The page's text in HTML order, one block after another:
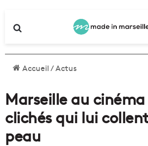
Accueil/Actus
Marseille au cinéma
clichés qui lui
peau